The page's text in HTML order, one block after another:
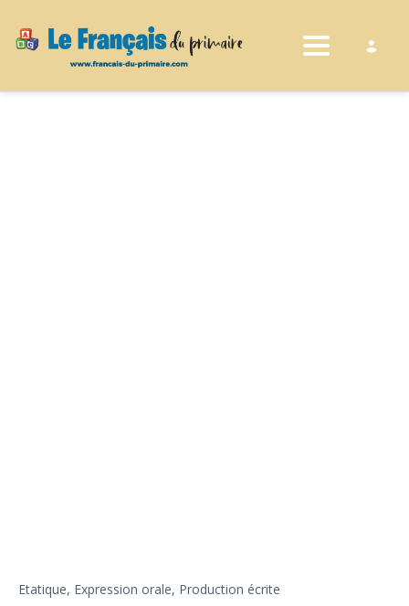
Toggle
Etatique, Expression orale, Production écrite